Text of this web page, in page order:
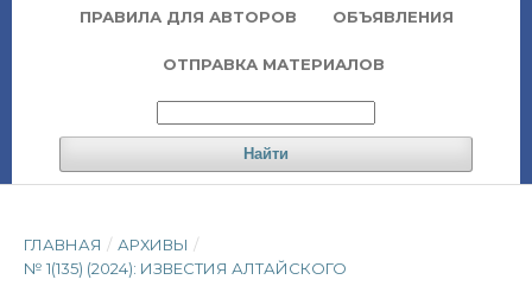
ПРАВИЛА ДЛЯ АВТОРОВ ОБЪЯВЛЕНИЯ
ОТПРАВКА МАТЕРИАЛОВ
Найти
ГЛАВНАЯ / АРХИВЫ /
№ 1(135) (2024): ИЗВЕСТИЯ АЛТАЙСКОГО